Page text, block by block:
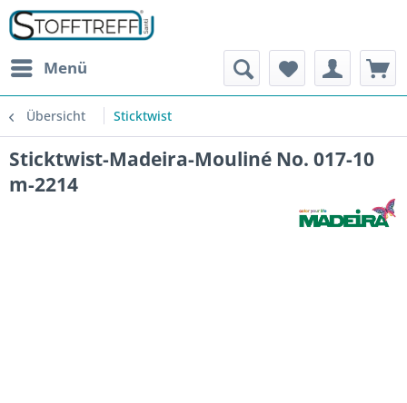
Menü
Übersicht Sticktwist
Sticktwist-Madeira-Mouliné No. 017-10
m-2214